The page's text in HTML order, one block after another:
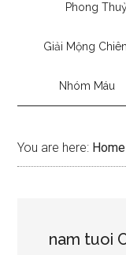
Phong Thuỷ
Giải Mộng
Nhóm Máu
You are here: Home
nam tuoi